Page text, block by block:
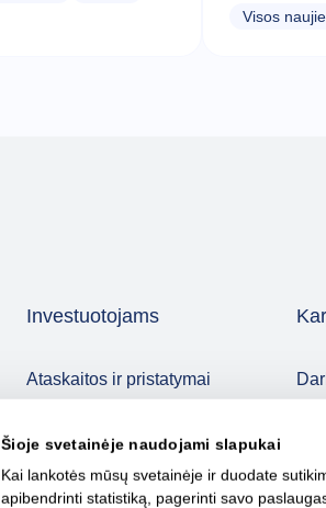
Šioje svetainėje naudojami slapukai
Kai lankotės mūsų svetainėje ir duodate
apibendrinti statistiką, pagerinti savo
Visos
Investuotojams
Ataskaitos ir pristatymai
Dividendai
DUK